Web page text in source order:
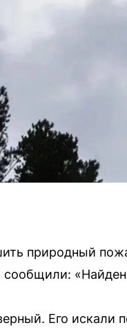
природный
сообщили:
Его искали